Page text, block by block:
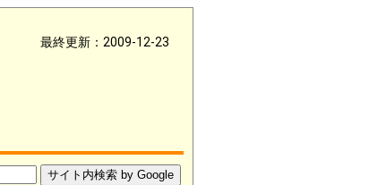
最終更新：2009-12-23